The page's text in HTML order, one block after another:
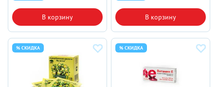
В корзину В корзину
% СКИДКА % СКИДКА